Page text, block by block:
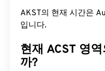
AKST의 현재 시간은
입니다.
현재 ACST 영
까?